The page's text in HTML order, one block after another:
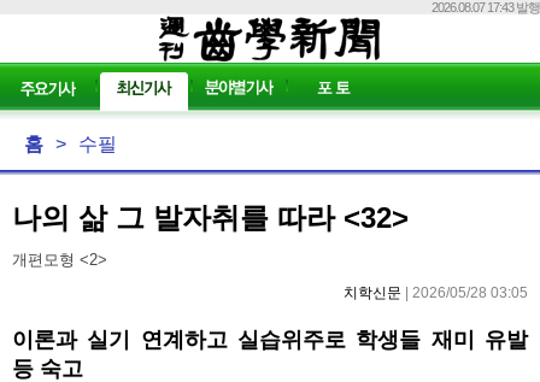
2026.08.07 17:43 발행
홈 > 수필
나의 삶 그 발자취를 따라 <32>
개편모형 <2>
치학신문 | 2026/05/28 03:05
이론과 실기 연계하고 실습위주로 학생들 재미 유발
등 숙고